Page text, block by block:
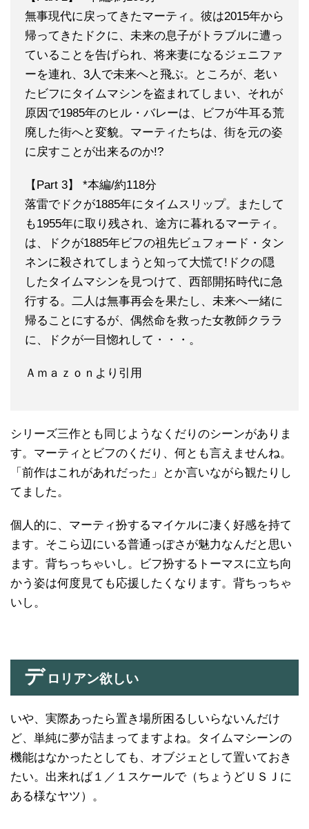
無事現代に戻ってきたマーティ。彼は2015年から
帰ってきたドクに、未来の息子がトラブルに遭っ
ていることを告げられ、将来妻になるジェニファ
ーを連れ、3人で未来へと飛ぶ。ところが、老い
たビフにタイムマシンを盗まれてしまい、それが
原因で1985年のヒル・バレーは、ビフが牛耳る荒
廃した街へと変貌。マーティたちは、街を元の姿
に戻すことが出来るのか!?
【Part 3】 *本編/約118分
落雷でドクが1885年にタイムスリップ。またして
も1955年に取り残され、途方に暮れるマーティ。
は、ドクが1885年ビフの祖先ビュフォード・タン
ネンに殺されてしまうと知って大慌て!ドクの隠
したタイムマシンを見つけて、西部開拓時代に急
行する。二人は無事再会を果たし、未来へ一緒に
帰ることにするが、偶然命を救った女教師クララ
に、ドクが一目惚れして・・・。
Ａｍａｚｏｎより引用
シリーズ三作とも同じようなくだりのシーンがありま
す。マーティとビフのくだり、何とも言えませんね。
「前作はこれがあれだった」とか言いながら観たりし
てました。
個人的に、マーティ扮するマイケルに凄く好感を持て
ます。そこら辺にいる普通っぽさが魅力なんだと思い
ます。背ちっちゃいし。ビフ扮するトーマスに立ち向
かう姿は何度見ても応援したくなります。背ちっちゃ
いし。
デ ロリアン欲しい
いや、実際あったら置き場所困るしいらないんだけ
ど、単純に夢が詰まってますよね。タイムマシーンの
機能はなかったとしても、オブジェとして置いておき
たい。出来れば１／１スケールで（ちょうどＵＳＪに
ある様なヤツ）。